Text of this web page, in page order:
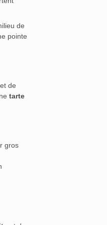
de
pointe
de
tarte
gros